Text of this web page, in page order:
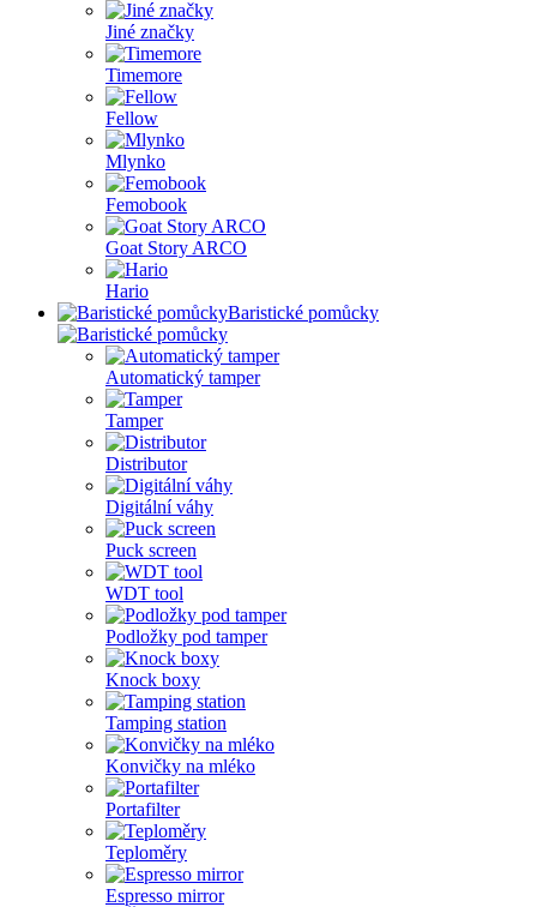
Jiné značky
Timemore
Fellow
Mlynko
Femobook
Goat Story ARCO
Hario
Baristické pomůcky
Automatický tamper
Tamper
Distributor
Digitální váhy
Puck screen
WDT tool
Podložky pod tamper
Knock boxy
Tamping station
Konvičky na mléko
Portafilter
Teploměry
Espresso mirror